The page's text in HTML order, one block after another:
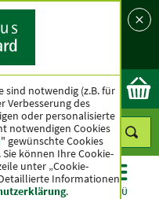
Ok
TOPSELLER MENÜ
sind notwendig (z.B. für
Verbesserung des
oder personalisierte
notwendigen Cookies
" gewünschte Cookies
können Ihre Cookie-
unter „Cookie-
Informationen
.